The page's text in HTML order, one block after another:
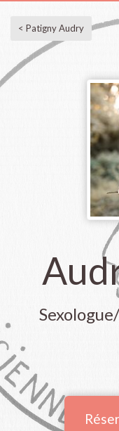
< Patigny Audry